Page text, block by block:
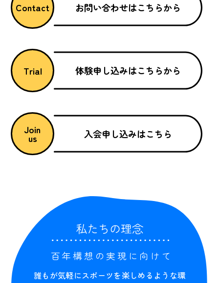
Contact お問い合わせはこちらから
Trial 体験申し込みはこちらから
Join
us 入会申し込みはこちら
私たちの理念
百年構想の実現に向けて
誰もが気軽にスポーツを楽しめるような環